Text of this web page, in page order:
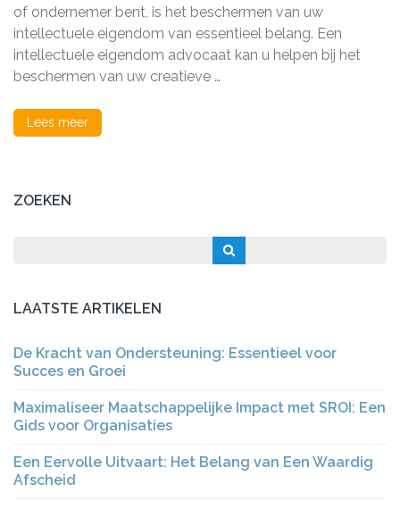
ervaren
intellectuele
eigendom
advocaat
of ondernemer bent, is het beschermen van uw
intellectuele eigendom van essentieel belang. Een
intellectuele eigendom advocaat kan u helpen bij het
beschermen van uw creatieve …
Lees meer
ZOEKEN
LAATSTE ARTIKELEN
De Kracht van Ondersteuning: Essentieel voor
Succes en Groei
Maximaliseer Maatschappelijke Impact met SROI: Een
Gids voor Organisaties
Een Eervolle Uitvaart: Het Belang van Een Waardig
Afscheid